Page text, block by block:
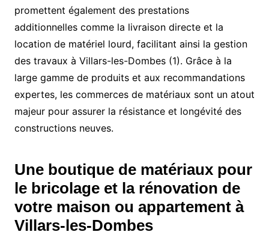
promettent également des prestations
additionnelles comme la livraison directe et la
location de matériel lourd, facilitant ainsi la gestion
des travaux à Villars-les-Dombes (1). Grâce à la
large gamme de produits et aux recommandations
expertes, les commerces de matériaux sont un atout
majeur pour assurer la résistance et longévité des
constructions neuves.
Une boutique de matériaux pour
le bricolage et la rénovation de
votre maison ou appartement à
Villars-les-Dombes